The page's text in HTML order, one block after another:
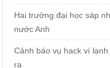
Hai trường đại học sáp
nước Anh
Cảnh báo vụ hack ví
ra